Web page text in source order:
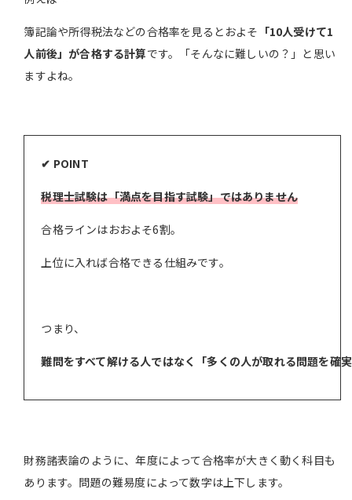
簿記論や所得税法などの合格率を見るとおよそ 「10人受けて1
人前後」が合格する計算です。「そんなに難しいの？」と思い
ますよね。
✔ POINT
税理士試験は「満点を目指す試験」ではありません
合格ラインはおおよそ6割。
上位に入れば合格できる仕組みです。
つまり、
難問をすべて解ける人ではなく「多くの人が取れる問題を確
財務諸表論のように、年度によって合格率が大きく動く科目も
あります。問題の難易度によって数字は上下します。